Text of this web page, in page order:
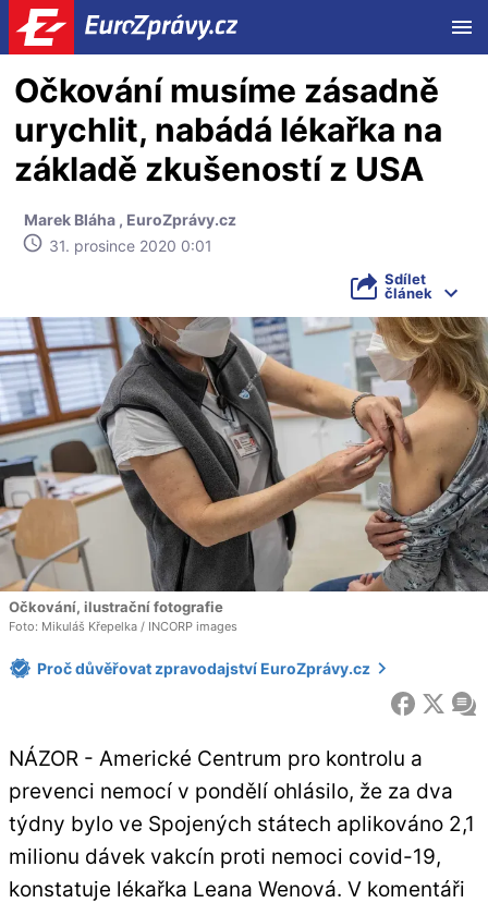
Očkování musíme zásadně
urychlit, nabádá lékařka na
základě zkušeností z USA
Marek Bláha , EuroZprávy.cz
31. prosince 2020 0:01
Sdílet
článek
Očkování, ilustrační fotografie
Foto: Mikuláš Křepelka / INCORP images
Proč důvěřovat zpravodajství EuroZprávy.cz
FACEBOOK
X
NÁZOR - Americké Centrum pro kontrolu a
prevenci nemocí v pondělí ohlásilo, že za dva
týdny bylo ve Spojených státech aplikováno 2,1
milionu dávek vakcín proti nemoci covid-19,
konstatuje lékařka Leana Wenová. V komentáři